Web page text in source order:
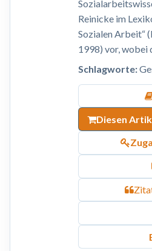
Reinicke im
Sozialen Arbeit“
1998) vor, wobei
Schlagworte:
Diesen